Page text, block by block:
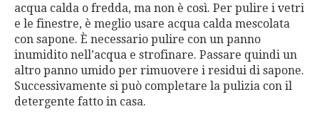
acqua calda o fredda, ma non è così. Per pulire i vetri
e le finestre, è meglio usare acqua calda mescolata
con sapone. È necessario pulire con un panno
inumidito nell’acqua e strofinare. Passare quindi un
altro panno umido per rimuovere i residui di sapone.
Successivamente si può completare la pulizia con il
detergente fatto in casa.